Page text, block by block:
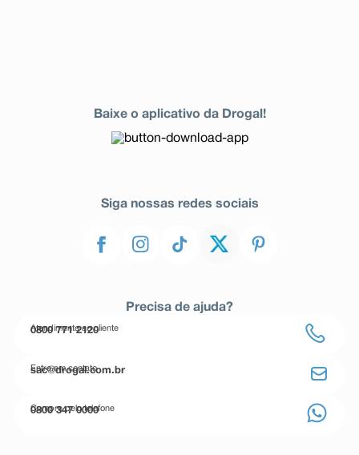
Baixe o aplicativo da Drogal!
Siga nossas redes sociais
Precisa de ajuda?
Atendimento ao cliente
0800 771 2120
Entre em contato
sac@drogal.com.br
Compre pelo telefone
0800 347 0000